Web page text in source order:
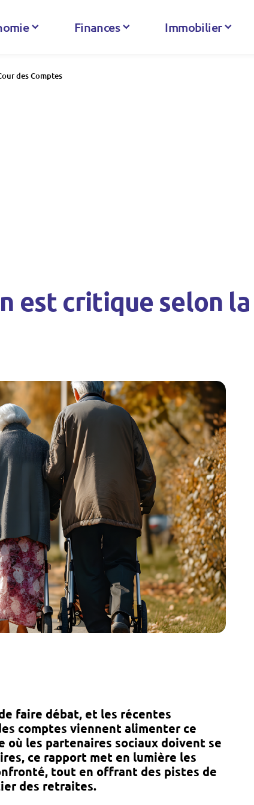
Finances Immobilier
des Comptes
est critique selon la
faire débat, et les récentes
comptes viennent alimenter ce
où les partenaires sociaux doivent se
ce rapport met en lumière les
tout en offrant des pistes de
des retraites.